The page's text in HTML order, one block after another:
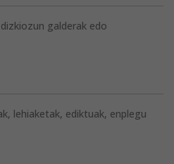
galderak edo
lehiaketak, ediktuak, enplegu